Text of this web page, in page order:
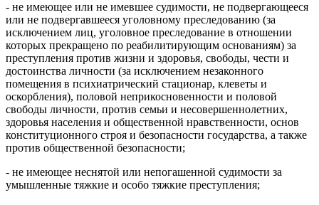
- не имеющее или не имевшее судимости, не подвергающееся
или не подвергавшееся уголовному преследованию (за
исключением лиц, уголовное преследование в отношении
которых прекращено по реабилитирующим основаниям) за
преступления против жизни и здоровья, свободы, чести и
достоинства личности (за исключением незаконного
помещения в психиатрический стационар, клеветы и
оскорбления), половой неприкосновенности и половой
свободы личности, против семьи и несовершеннолетних,
здоровья населения и общественной нравственности, основ
конституционного строя и безопасности государства, а также
против общественной безопасности;
- не имеющее неснятой или непогашенной судимости за
умышленные тяжкие и особо тяжкие преступления;